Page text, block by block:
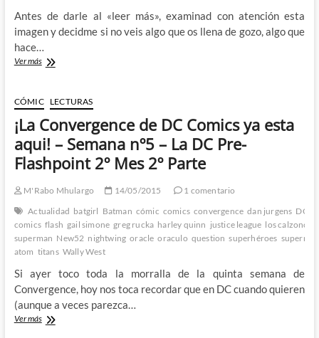
Antes de darle al «leer más», examinad con atención esta
imagen y decidme si no veis algo que os llena de gozo, algo que
hace…
Ver másEl
Lego
Batman
nos
trae
de
vuelta
amor
nuestra
vida
CÓMIC LECTURAS
¡La Convergence de DC Comics ya esta
aqui! – Semana nº5 – La DC Pre-
Flashpoint 2º Mes 2º Parte
M'Rabo Mhulargo 14/05/2015
1 comentario
Actualidad batgirl Batman cómic comics convergence dan jurgens DC
comics flash gail simone greg rucka harley quinn justice league los
superman New52 nightwing oracle oraculo question superhéroes
atom titans Wally West
Si ayer toco toda la morralla de la quinta semana de
Convergence, hoy nos toca recordar que en DC cuando quieren
(aunque a veces parezca…
Ver más¡La